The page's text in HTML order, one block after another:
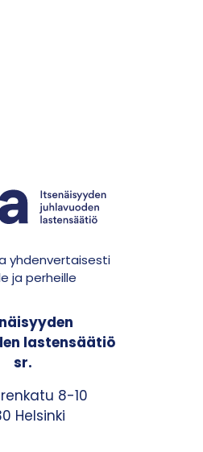
yhdenvertaisesti
ja perheille
lastensäätiö
sr.
8-10
Helsinki